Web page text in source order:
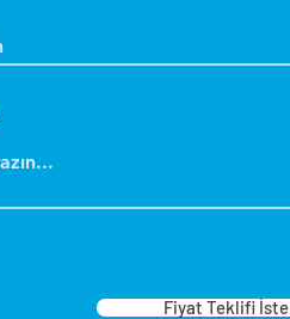
Fiyat Teklifi İste